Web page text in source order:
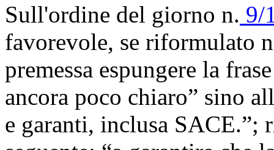
Sull'ordine del giorno n. 9/
favorevole, se riformulato
premessa espungere la
ancora poco chiaro” sino
e garanti, inclusa